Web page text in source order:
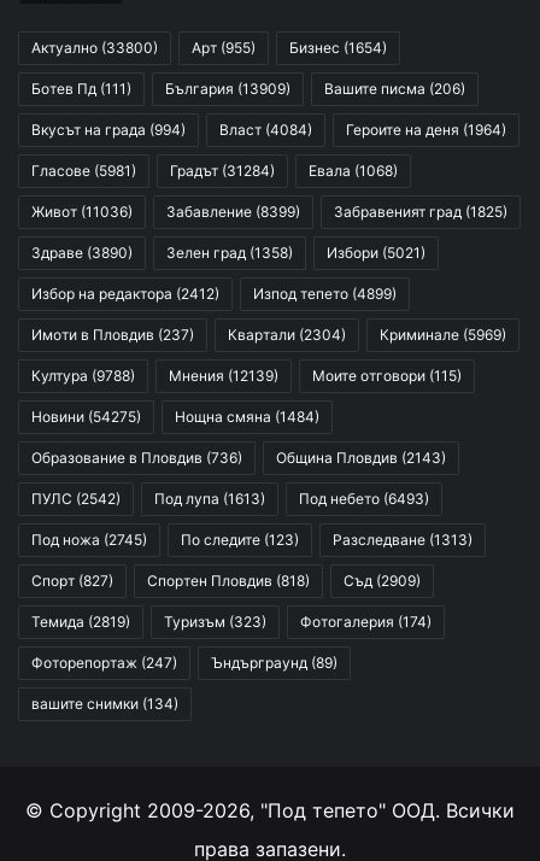
Актуално (33800) Арт (955) Бизнес (1654)
Ботев Пд (111) България (13909) Вашите писма (206)
Вкусът на града (994) Власт (4084) Героите на деня (1964)
Гласове (5981) Градът (31284) Евала (1068)
Живот (11036) Забавление (8399) Забравеният град (1825)
Здраве (3890) Зелен град (1358) Избори (5021)
Избор на редактора (2412) Изпод тепето (4899)
Имоти в Пловдив (237) Квартали (2304) Криминале (5969)
Култура (9788) Мнения (12139) Моите отговори (115)
Новини (54275) Нощна смяна (1484)
Образование в Пловдив (736) Община Пловдив (2143)
ПУЛС (2542) Под лупа (1613) Под небето (6493)
Под ножа (2745) По следите (123) Разследване (1313)
Спорт (827) Спортен Пловдив (818) Съд (2909)
Темида (2819) Туризъм (323) Фотогалерия (174)
Фоторепортаж (247) Ъндърграунд (89)
вашите снимки (134)
© Copyright 2009-2026, "Под тепето" ООД. Всички
права запазени.